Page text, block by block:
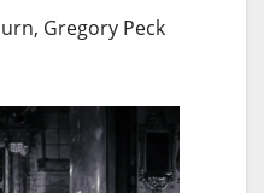
Gregory Peck